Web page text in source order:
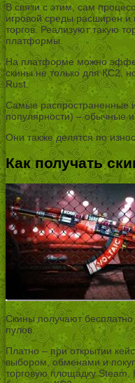
В связи с этим, сам
игровой среды расширен
торгов. Реализуют такую
платформы.
На платформе можно
скины не только для КС2,
Rust.
Самые распространенные
популярности) – обычные
Они также делятся по
Как получать
Скины получают
пулов.
Платно – при открытии
выбором, обменами и
торговую площадку